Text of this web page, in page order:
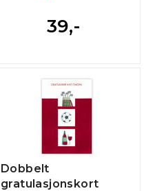
39,-
Dobbelt
gratulasjonskort